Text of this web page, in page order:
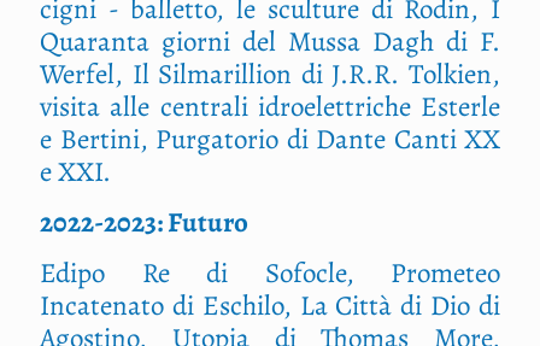
cigni - balletto, le sculture di Rodin, I
Quaranta giorni del Mussa Dagh di F.
Werfel, Il Silmarillion di J.R.R. Tolkien,
visita alle centrali idroelettriche Esterle
e Bertini, Purgatorio di Dante Canti XX
e XXI.
2022-2023: Futuro
Edipo Re di Sofocle, Prometeo
Incatenato di Eschilo, La Città di Dio di
Agostino, Utopia di Thomas More,